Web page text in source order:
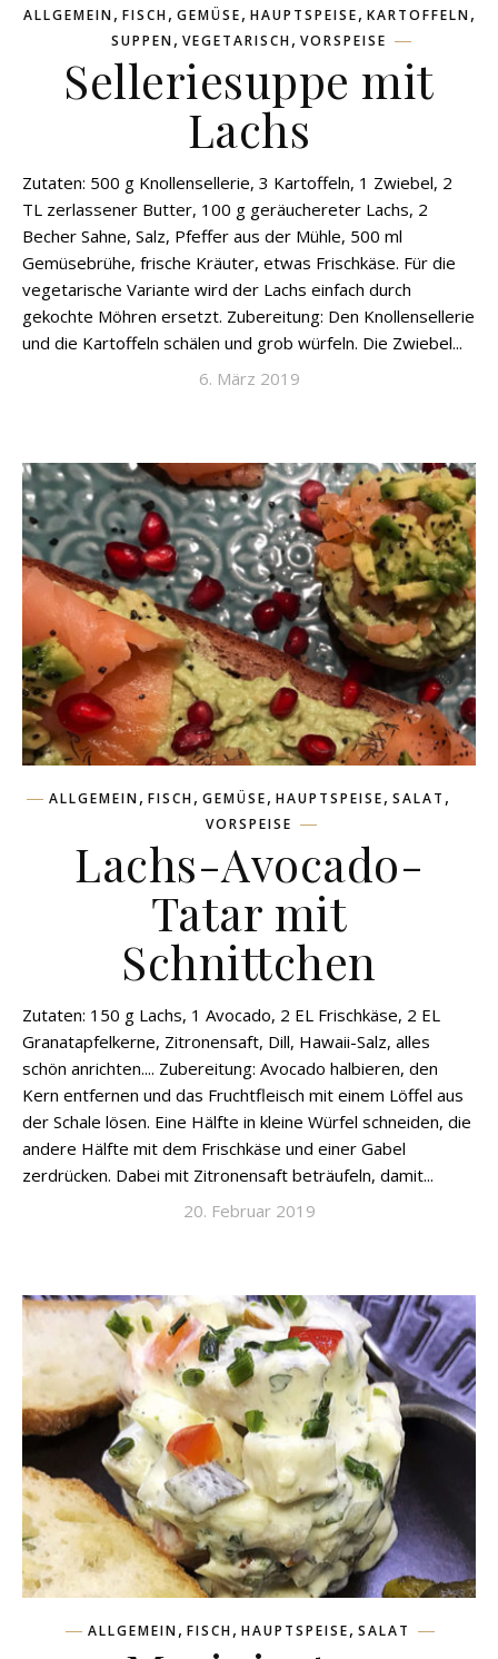
ALLGEMEIN, FISCH, GEMÜSE, HAUPTSPEISE, KARTOFFELN,
SUPPEN, VEGETARISCH, VORSPEISE
Selleriesuppe mit
Lachs
Zutaten: 500 g Knollensellerie, 3 Kartoffeln, 1 Zwiebel, 2
TL zerlassener Butter, 100 g geräuchereter Lachs, 2
Becher Sahne, Salz, Pfeffer aus der Mühle, 500 ml
Gemüsebrühe, frische Kräuter, etwas Frischkäse. Für die
vegetarische Variante wird der Lachs einfach durch
gekochte Möhren ersetzt. Zubereitung: Den Knollensellerie
und die Kartoffeln schälen und grob würfeln. Die Zwiebel...
6. März 2019
ALLGEMEIN, FISCH, GEMÜSE, HAUPTSPEISE, SALAT ,
VORSPEISE
Lachs-Avocado-
Tatar mit
Schnittchen
Zutaten: 150 g Lachs, 1 Avocado, 2 EL Frischkäse, 2 EL
Granatapfelkerne, Zitronensaft, Dill, Hawaii-Salz, alles
schön anrichten.... Zubereitung: Avocado halbieren, den
Kern entfernen und das Fruchtfleisch mit einem Löffel aus
der Schale lösen. Eine Hälfte in kleine Würfel schneiden, die
andere Hälfte mit dem Frischkäse und einer Gabel
zerdrücken. Dabei mit Zitronensaft beträufeln, damit...
20. Februar 2019
ALLGEMEIN, FISCH, HAUPTSPEISE, SALAT